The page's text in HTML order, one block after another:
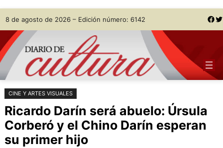
Saltar
al
contenido
Skip
to
content
8 de agosto de 2026 – Edición número: 6142 Facebook Twitter
CINE Y ARTES VISUALES
Ricardo Darín será abuelo: Úrsula
Corberó y el Chino Darín esperan
su primer hijo